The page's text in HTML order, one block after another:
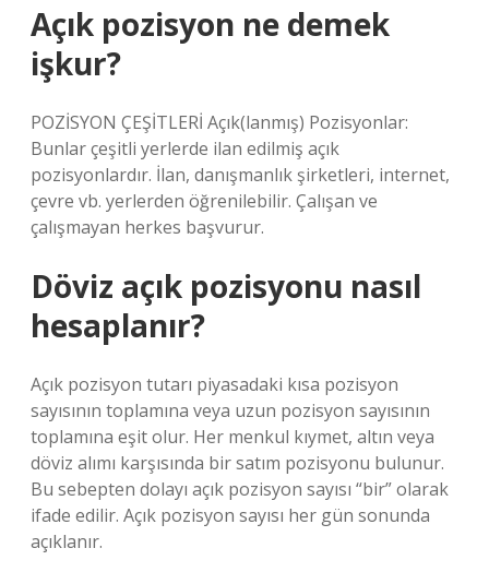
Açık pozisyon ne demek
işkur?
POZİSYON ÇEŞİTLERİ Açık(lanmış) Pozisyonlar:
Bunlar çeşitli yerlerde ilan edilmiş açık
pozisyonlardır. İlan, danışmanlık şirketleri, internet,
çevre vb. yerlerden öğrenilebilir. Çalışan ve
çalışmayan herkes başvurur.
Döviz açık pozisyonu nasıl
hesaplanır?
Açık pozisyon tutarı piyasadaki kısa pozisyon
sayısının toplamına veya uzun pozisyon sayısının
toplamına eşit olur. Her menkul kıymet, altın veya
döviz alımı karşısında bir satım pozisyonu bulunur.
Bu sebepten dolayı açık pozisyon sayısı “bir” olarak
ifade edilir. Açık pozisyon sayısı her gün sonunda
açıklanır.